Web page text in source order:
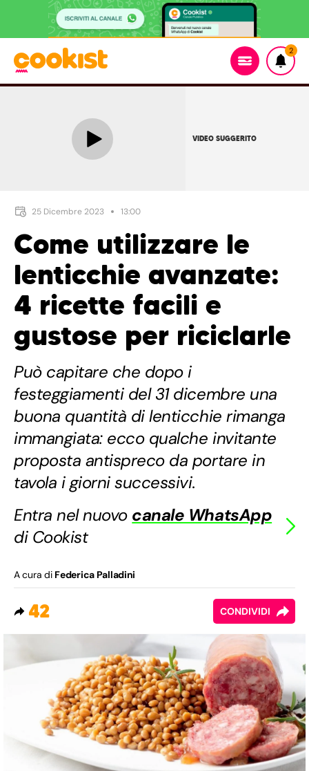
2
VIDEO SUGGERITO
25 Dicembre 2023 13:00
Come utilizzare le
lenticchie avanzate:
4 ricette facili e
gustose per riciclarle
Può capitare che dopo i
festeggiamenti del 31 dicembre una
buona quantità di lenticchie rimanga
immangiata: ecco qualche invitante
proposta antispreco da portare in
tavola i giorni successivi.
Entra nel nuovo canale WhatsApp
di Cookist
A cura di Federica Palladini
42 CONDIVIDI